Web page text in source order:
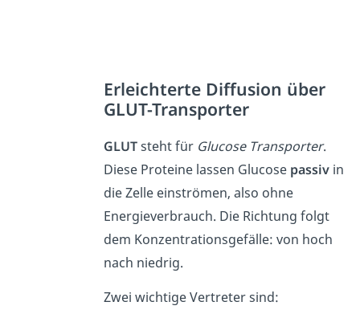
Erleichterte Diffusion über
GLUT-Transporter
GLUTsteht für Glucose Transporter.
Diese Proteine lassen Glucose passivin
die Zelle einströmen, also ohne
Energieverbrauch. Die Richtung folgt
dem Konzentrationsgefälle: von hoch
nach niedrig.
Zwei wichtige Vertreter sind: